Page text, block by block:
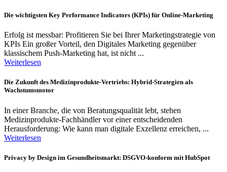
Die wichtigsten Key Performance Indicators (KPIs) für Online-Marketing
Erfolg ist messbar: Profitieren Sie bei Ihrer Marketingstrategie von
KPIs Ein großer Vorteil, den Digitales Marketing gegenüber
klassischem Push-Marketing hat, ist nicht ...
Weiterlesen
Die Zukunft des Medizinprodukte-Vertriebs: Hybrid-Strategien als
Wachstumsmotor
In einer Branche, die von Beratungsqualität lebt, stehen
Medizinprodukte-Fachhändler vor einer entscheidenden
Herausforderung: Wie kann man digitale Exzellenz erreichen, ...
Weiterlesen
Privacy by Design im Gesundheitsmarkt: DSGVO-konform mit HubSpot